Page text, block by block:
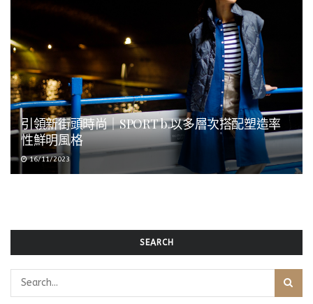
引領新街頭時尚｜SPORT b.以多層次搭配塑造率
性鮮明風格
16/11/2023
SEARCH